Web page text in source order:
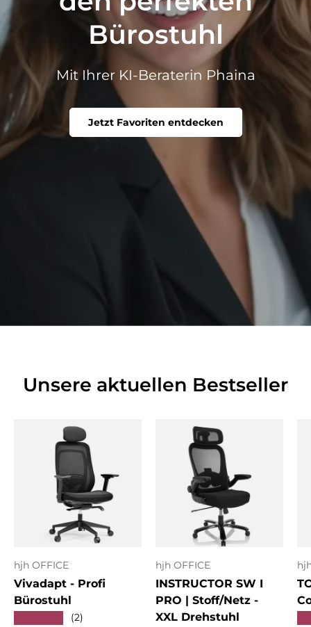
Bürostuhl
Mit Ihrer KI-Beraterin Phaina
Jetzt Favoriten entdecken
Unsere aktuellen Bestseller
hjh OFFICE
Vivadapt - Profi
Bürostuhl
(2)
hjh OFFICE
INSTRUCTOR SW I
PRO | Stoff/Netz -
XXL Drehstuhl